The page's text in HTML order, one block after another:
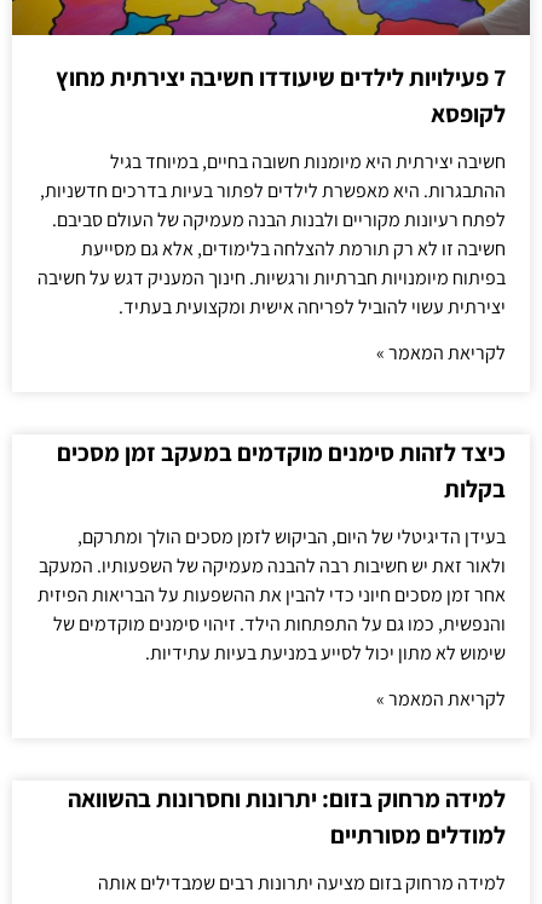
7 פעילויות לילדים שיעודדו חשיבה יצירתית מחוץ
לקופסא
חשיבה יצירתית היא מיומנות חשובה בחיים, במיוחד בגיל
ההתבגרות. היא מאפשרת לילדים לפתור בעיות בדרכים חדשניות,
לפתח רעיונות מקוריים ולבנות הבנה מעמיקה של העולם סביבם.
חשיבה זו לא רק תורמת להצלחה בלימודים, אלא גם מסייעת
בפיתוח מיומנויות חברתיות ורגשיות. חינוך המעניק דגש על חשיבה
יצירתית עשוי להוביל לפריחה אישית ומקצועית בעתיד.
לקריאת המאמר »
כיצד לזהות סימנים מוקדמים במעקב זמן מסכים
בקלות
בעידן הדיגיטלי של היום, הביקוש לזמן מסכים הולך ומתרקם,
ולאור זאת יש חשיבות רבה להבנה מעמיקה של השפעותיו. המעקב
אחר זמן מסכים חיוני כדי להבין את ההשפעות על הבריאות הפיזית
והנפשית, כמו גם על התפתחות הילד. זיהוי סימנים מוקדמים של
שימוש לא מתון יכול לסייע במניעת בעיות עתידיות.
לקריאת המאמר »
למידה מרחוק בזום: יתרונות וחסרונות בהשוואה
למודלים מסורתיים
למידה מרחוק בזום מציעה יתרונות רבים שמבדילים אותה